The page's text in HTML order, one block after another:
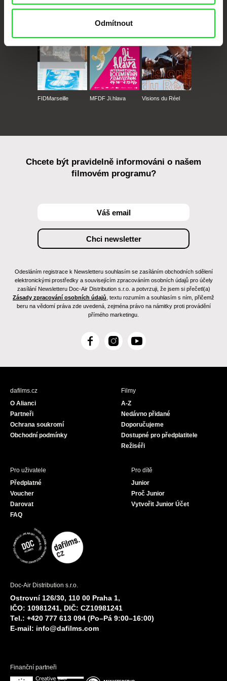
Odmítnout
CPH:DOX Doclisboa
Millennium Docs
Against Gravity
DOK Leipzig
FIDMarseille MFDF Ji.hlava Visions du Réel
Chcete být pravidelně informováni o našem
filmovém programu?
Odesláním registrace k Newsletteru souhlasím se zasíláním obchodních sdělení
elektronickými prostředky a souvisejícím zpracováním osobních údajů pro účely
zasílání Newsletteru Doc-Air Distribution s.r.o. a potvrzuji, že jsem si přečetl(a)
Zásady zpracování osobních údajů , textu rozumím a souhlasím s ním, přičemž
beru na vědomí práva zde uvedená, zejména právo na námitky proti provádění
přímého marketingu.
F
c
I
s
Y
u
dafilms.cz
O Alianci
Partneři
Ochrana soukromí
Obchodní podmínky
Filmy
A-Z
Nedávno přidané
Doporučujeme
Dostupné pro předplatitele
Režiséři
Pro uživatele
Předplatné
Voucher
Darovat
FAQ
Pro dítě
Junior
Proč Junior
Vytvořit Junior Účet
Doc-Air Distribution s.r.o.
Ostrovní 126/30, 110 00 Praha 1,
IČO: 10981241, DIČ: CZ10981241
Tel.: +420 777 613 094 (Po–Pá 9:00–16:00)
E-mail: info@dafilms.com
Finanční partneři